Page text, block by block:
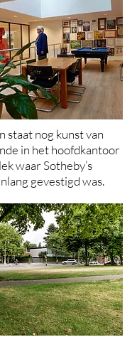
staat nog kunst van
in het hoofdkantoor
waar Sotheby’s
gevestigd was.